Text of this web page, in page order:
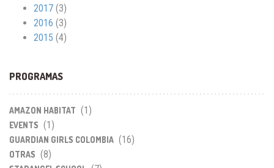
2017 (3)
2016 (3)
2015 (4)
PROGRAMAS
AMAZON HABITAT (1)
EVENTS (1)
GUARDIAN GIRLS COLOMBIA (16)
OTRAS (8)